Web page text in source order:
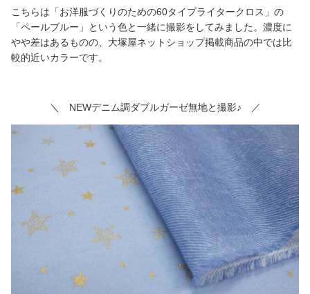
こちらは「お洋服づくりのための60タイプライタークロス」の
「ペールブルー」という色と一緒に撮影をしてみました。濃度に
やや差はあるものの、大塚屋ネットショップ掲載商品の中では比
較的近いカラーです。
＼ NEWデニム調ダブルガーゼ無地と撮影♪ ／